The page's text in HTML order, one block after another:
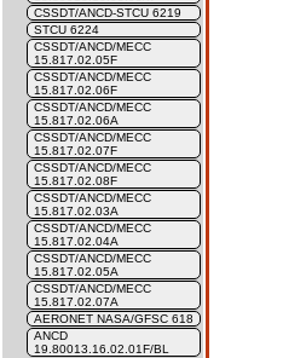
CSSDT/ANCD-STCU 6219
STCU 6224
CSSDT/ANCD/MECC
15.817.02.05F
CSSDT/ANCD/MECC
15.817.02.06F
CSSDT/ANCD/MECC
15.817.02.06A
CSSDT/ANCD/MECC
15.817.02.07F
CSSDT/ANCD/MECC
15.817.02.08F
CSSDT/ANCD/MECC
15.817.02.03A
CSSDT/ANCD/MECC
15.817.02.04A
CSSDT/ANCD/MECC
15.817.02.05A
CSSDT/ANCD/MECC
15.817.02.07A
AERONET NASA/GFSC 618
ANCD
19.80013.16.02.01F/BL